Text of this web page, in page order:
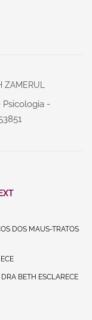
ZAMERUL
Psicologia -
DOS MAUS-TRATOS
BETH ESCLARECE